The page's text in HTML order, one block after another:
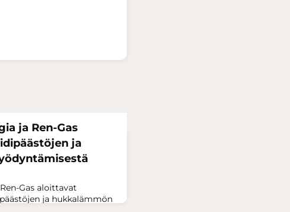
ja Ren-Gas
ja
Gas aloittavat
ja hukkalämmön